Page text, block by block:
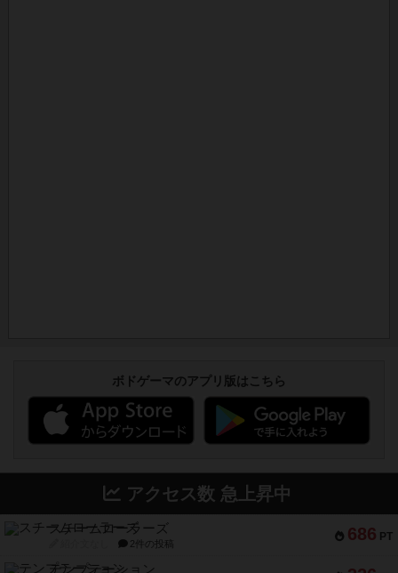
ボドゲーマのアプリ版はこちら
アクセス数 急上昇中
686 PT
スチームローラーズ
2件の投稿
テンプテーション